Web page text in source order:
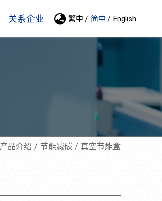
关系企业 繁中 简中 English
产品介绍 节能减碳 真空节能盒